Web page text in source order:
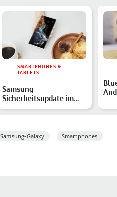
SMARTPHONES &
TABLETS
Samsung-
Sicherheitsupdate im
Juli 2026 für diese
Samsung-Galaxy Smartphones